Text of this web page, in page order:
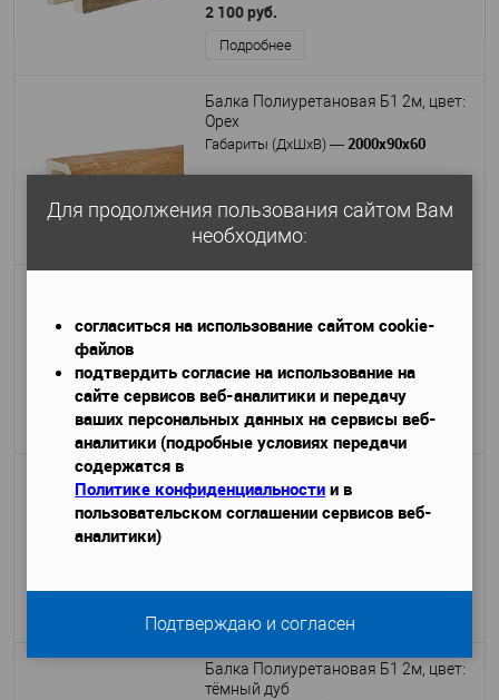
2 100 руб.
Подробнее
Балка Полиуретановая Б1 2м, цвет:
Орех
Габариты (ДхШхВ) — 2000х90х60
2 100 руб.
Подробнее
Габариты (ДхШхВ)—2000х90х60
2 100 руб.
Подробнее
тёмная олива
Габариты (ДхШхВ)—2000х90х60
Балка Полиуретановая Б1 2м, цвет:
тёмный дуб
Для продолжения пользования сайтом Вам
необходимо:
согласиться на использование сайтом cookie-
файлов
подтвердить согласие на использование на
сайте сервисов веб-аналитики и передачу
ваших персональных данных на сервисы веб-
аналитики (подробные условиях передачи
содержатся в
Политике конфиденциальности и в
пользовательском соглашении сервисов веб-
аналитики)
Подтверждаю и согласен